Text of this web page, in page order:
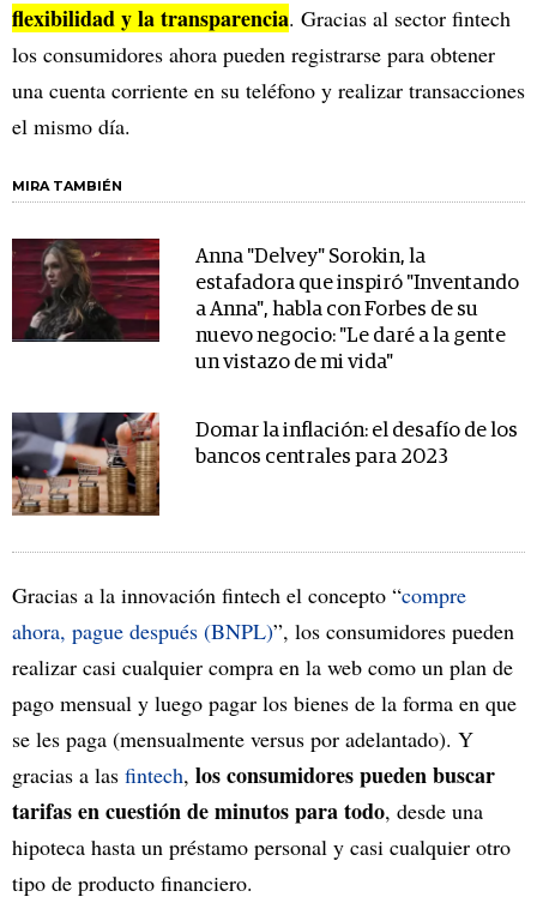
flexibilidad y la transparencia. Gracias al sector fintech
los consumidores ahora pueden registrarse para obtener
una cuenta corriente en su teléfono y realizar transacciones
el mismo día.
MIRA TAMBIÉN
Anna "Delvey" Sorokin, la
estafadora que inspiró "Inventando
a Anna", habla con Forbes de su
nuevo negocio: "Le daré a la gente
un vistazo de mi vida"
Domar la inflación: el desafío de los
bancos centrales para 2023
Gracias a la innovación fintech el concepto “compre
ahora, pague después (BNPL)”, los consumidores pueden
realizar casi cualquier compra en la web como un plan de
pago mensual y luego pagar los bienes de la forma en que
se les paga (mensualmente versus por adelantado). Y
gracias a las fintech, los consumidores pueden buscar
tarifas en cuestión de minutos para todo, desde una
hipoteca hasta un préstamo personal y casi cualquier otro
tipo de producto financiero.